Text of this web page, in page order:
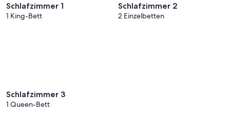
Schlafzimmer 1
1 King-Bett
Schlafzimmer 2
2 Einzelbetten
Schlafzimmer 3
1 Queen-Bett